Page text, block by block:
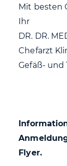
Mit besten
Ihr
DR. DR.
Chefarzt
Gefäß- und
Flyer.